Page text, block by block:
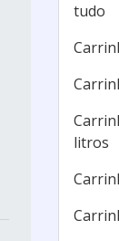
tudo
litros